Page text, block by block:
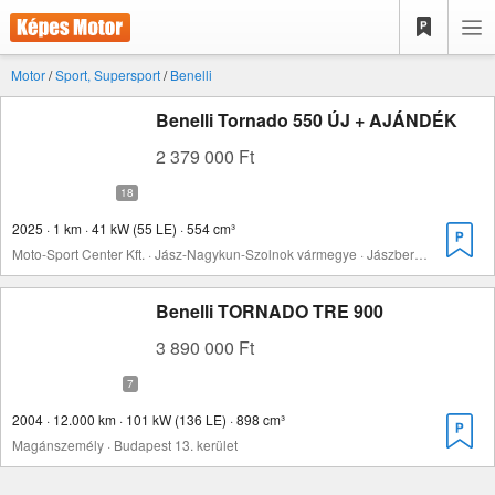
Motor/Sport, Supersport/Benelli
Benelli Tornado 550 ÚJ + AJÁNDÉK
2 379 000 Ft
2025 · 1 km · 41 kW (55 LE) · 554 cm³
Benelli TORNADO TRE 900
3 890 000 Ft
2004 · 12.000 km · 101 kW (136 LE) · 898 cm³
Magánszemély · Budapest 13. kerület